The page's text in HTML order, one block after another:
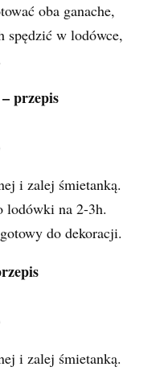
oba ganache,
spędzić w lodówce,
przepis
i zalej śmietanką.
lodówki na 2-3h.
do dekoracji.
i zalej śmietanką.